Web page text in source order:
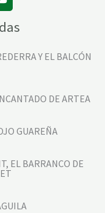
Y EL BALCÓN
DE ARTEA
GUAREÑA
EL BARRANCO DE